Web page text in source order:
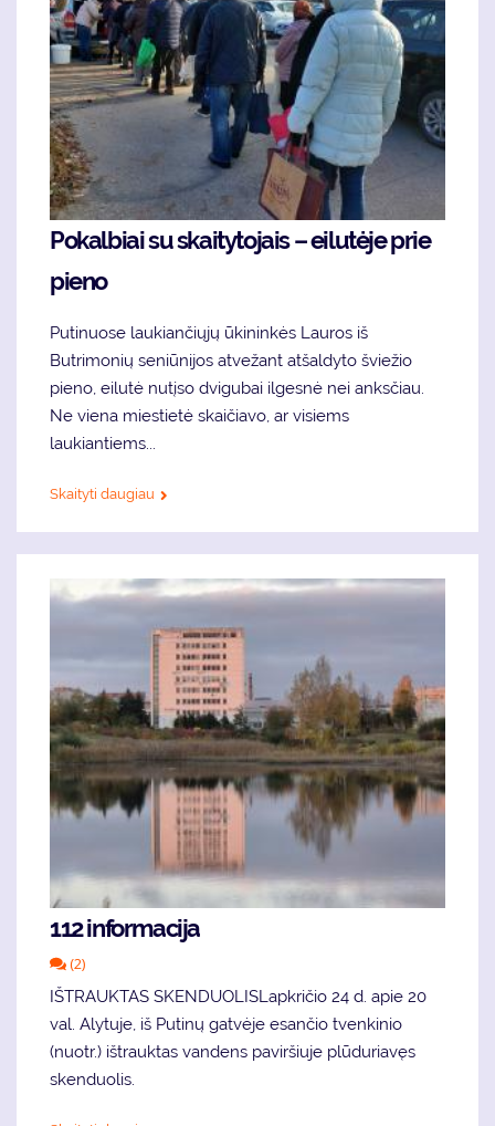
Pokalbiai su skaitytojais – eilutėje prie
pieno
Putinuose laukiančiųjų ūkininkės Lauros iš
Butrimonių seniūnijos atvežant atšaldyto šviežio
pieno, eilutė nutįso dvigubai ilgesnė nei anksčiau.
Ne viena miestietė skaičiavo, ar visiems
laukiantiems...
Skaityti daugiau
112 informacija
(2)
IŠTRAUKTAS SKENDUOLISLapkričio 24 d. apie 20
val. Alytuje, iš Putinų gatvėje esančio tvenkinio
(nuotr.) ištrauktas vandens paviršiuje plūduriavęs
skenduolis.